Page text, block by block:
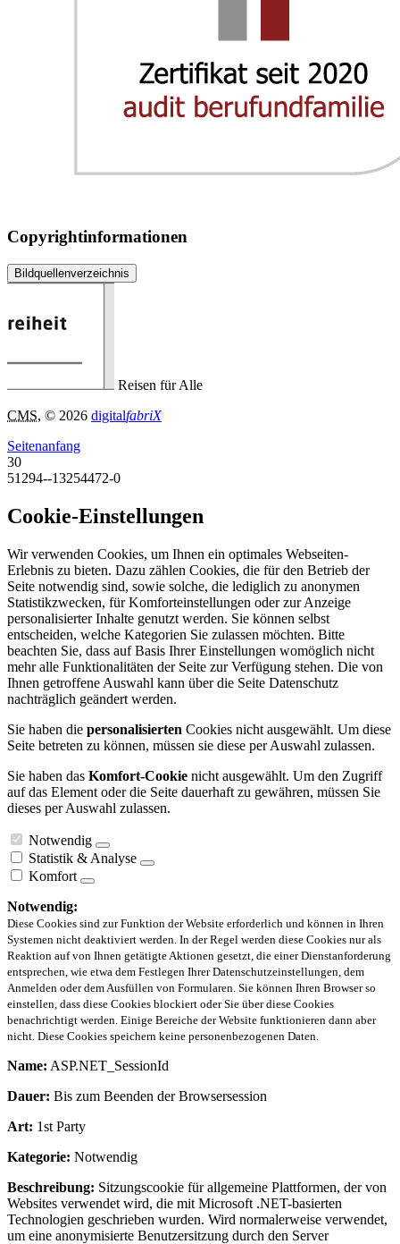
Copyrightinformationen
Bildquellenverzeichnis
Reisen für Alle
CMS, © 2026 digitalfabriX
Seitenanfang
30
51294--13254472-0
Cookie-Einstellungen
Wir verwenden Cookies, um Ihnen ein optimales Webseiten-
Erlebnis zu bieten. Dazu zählen Cookies, die für den Betrieb der
Seite notwendig sind, sowie solche, die lediglich zu anonymen
Statistikzwecken, für Komforteinstellungen oder zur Anzeige
personalisierter Inhalte genutzt werden. Sie können selbst
entscheiden, welche Kategorien Sie zulassen möchten. Bitte
beachten Sie, dass auf Basis Ihrer Einstellungen womöglich nicht
mehr alle Funktionalitäten der Seite zur Verfügung stehen. Die von
Ihnen getroffene Auswahl kann über die Seite Datenschutz
nachträglich geändert werden.
Sie haben die personalisierten Cookies nicht ausgewählt. Um diese
Seite betreten zu können, müssen sie diese per Auswahl zulassen.
Sie haben das Komfort-Cookie nicht ausgewählt. Um den Zugriff
auf das Element oder die Seite dauerhaft zu gewähren, müssen Sie
dieses per Auswahl zulassen.
Notwendig
Statistik & Analyse
Komfort
Notwendig:
Diese Cookies sind zur Funktion der Website erforderlich und können in Ihren
Systemen nicht deaktiviert werden. In der Regel werden diese Cookies nur als
Reaktion auf von Ihnen getätigte Aktionen gesetzt, die einer Dienstanforderung
entsprechen, wie etwa dem Festlegen Ihrer Datenschutzeinstellungen, dem
Anmelden oder dem Ausfüllen von Formularen. Sie können Ihren Browser so
einstellen, dass diese Cookies blockiert oder Sie über diese Cookies
benachrichtigt werden. Einige Bereiche der Website funktionieren dann aber
nicht. Diese Cookies speichern keine personenbezogenen Daten.
Name: ASP.NET_SessionId
Dauer: Bis zum Beenden der Browsersession
Art: 1st Party
Kategorie: Notwendig
Beschreibung: Sitzungscookie für allgemeine Plattformen, der von
Websites verwendet wird, die mit Microsoft .NET-basierten
Technologien geschrieben wurden. Wird normalerweise verwendet,
um eine anonymisierte Benutzersitzung durch den Server